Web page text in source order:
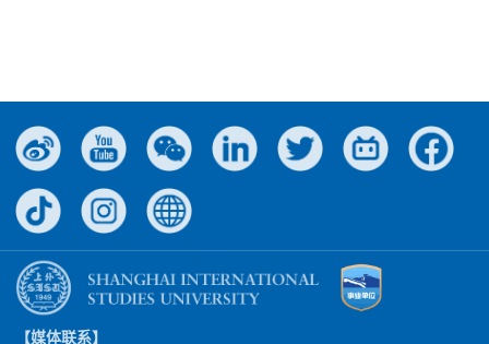
【媒体联系】